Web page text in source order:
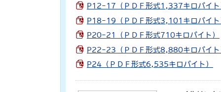
P12-17（ＰＤＦ形式1,337キロバイト
P18-19（ＰＤＦ形式3,101キロバイト
P20-21（ＰＤＦ形式710キロバイト）
P22-23（ＰＤＦ形式8,880キロバイト
P24（ＰＤＦ形式6,535キロバイト）